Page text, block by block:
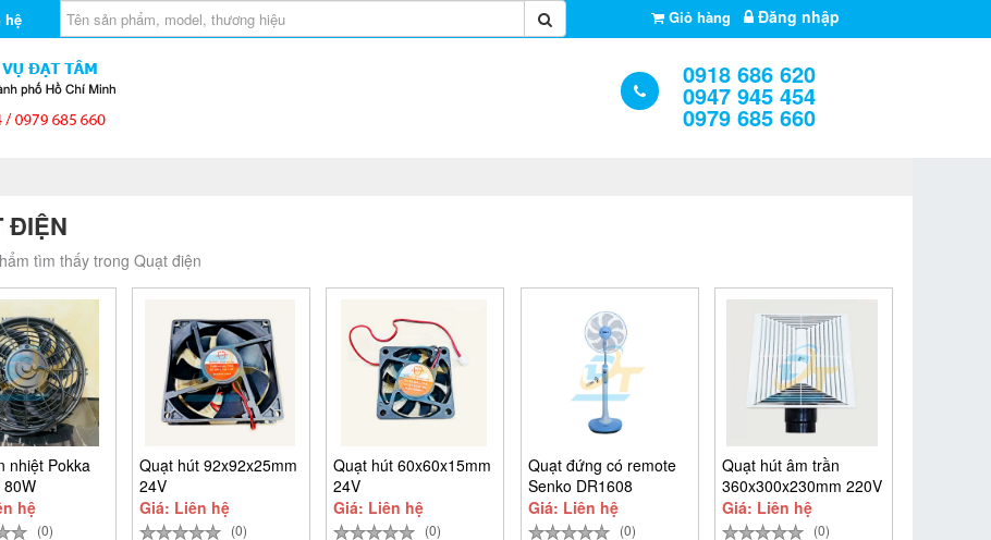
hệ Giỏ hàng Đăng nhập
0918 686 620
0947 945 454
0979 685 660
ĐIỆN
tìm thấy trong Quạt điện
nhiệt Pokka
80W
hệ
(0)
Quạt hút 92x92x25mm
24V
Giá: Liên hệ
(0)
Quạt hút 60x60x15mm
24V
Giá: Liên hệ
(0)
Quạt đứng có remote
Senko DR1608
Giá: Liên hệ
(0)
Quạt hút âm trần
360x300x230mm 220V
45W Asia V04001
Giá: Liên hệ
(0)